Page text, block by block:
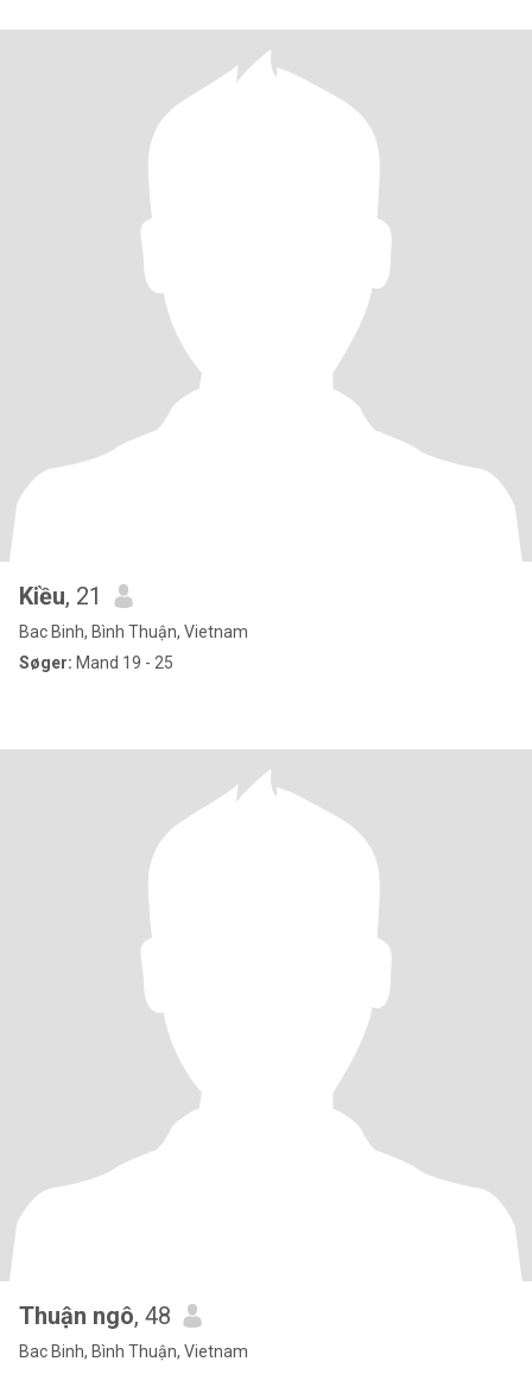
Kiều, 21
Bac Binh, Bình Thuận, Vietnam
Søger: Mand 19 - 25
Thuận ngô, 48
Bac Binh, Bình Thuận, Vietnam